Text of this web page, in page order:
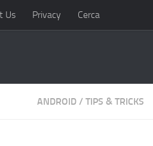
Us Privacy Cerca
ANDROID / TIPS & TRICKS